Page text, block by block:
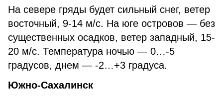
На севере гряды будет сильный снег, ветер
восточный, 9-14 м/с. На юге островов — без
существенных осадков, ветер западный, 15-
20 м/с. Температура ночью — 0…-5
градусов, днем — -2…+3 градуса.
Южно-Сахалинск